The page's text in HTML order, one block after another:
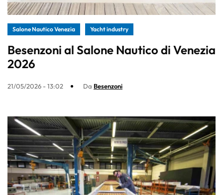
Salone Nautico Venezia Yacht industry
Besenzoni al Salone Nautico di Venezia
2026
21/05/2026 - 13:02 Da Besenzoni